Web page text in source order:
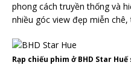
phong cách truyền thống và
nhiều góc view đẹp miễn
Rạp chiếu phim ở BHD Star